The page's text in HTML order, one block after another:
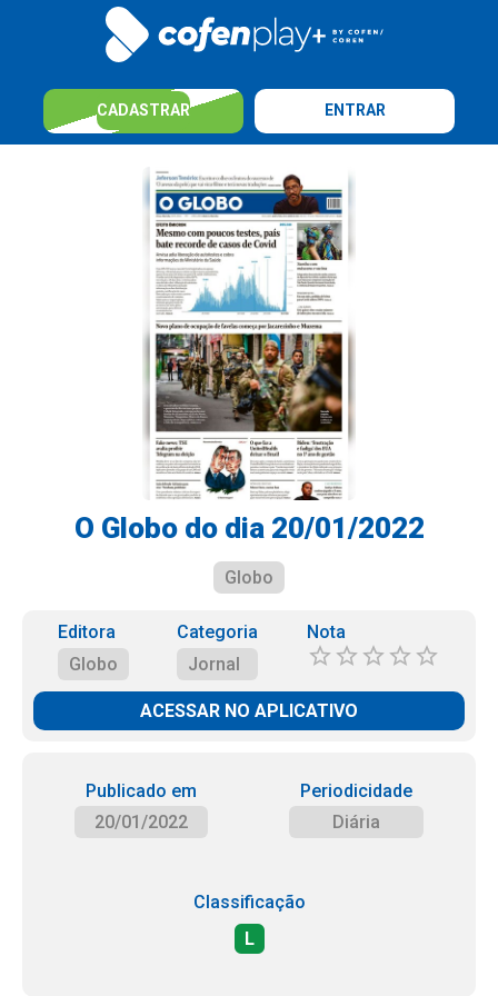
CADASTRAR ENTRAR
O Globo do dia 20/01/2022
Globo
Editora
Globo
Categoria
Jornal
Nota
ACESSAR NO APLICATIVO
Publicado em
20/01/2022
Periodicidade
Diária
Classificação
L